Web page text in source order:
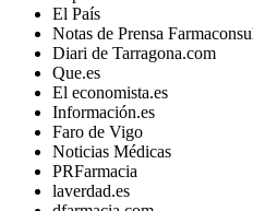
El País
Notas de Prensa
Diari de Tarragona.com
Que.es
El economista.es
Información.es
Faro de Vigo
Noticias Médicas
PRFarmacia
laverdad.es